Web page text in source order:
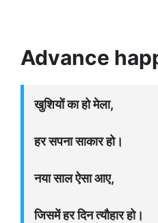
Advance
खुशियों का हो मेला,
हर सपना साकार हो।
नया साल ऐसा आए,
जिसमें हर दिन त्यौहार हो।